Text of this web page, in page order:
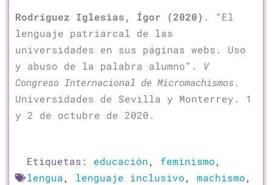
Rodríguez Iglesias, Ígor (2020) . “El
lenguaje patriarcal de las
universidades en sus páginas webs. Uso
y abuso de la palabra alumno”. V
Congreso Internacional de Micromachismos.
Universidades de Sevilla y Monterrey. 1
y 2 de octubre de 2020.
Etiquetas: educación, feminismo,
lengua, lenguaje inclusivo, machismo,